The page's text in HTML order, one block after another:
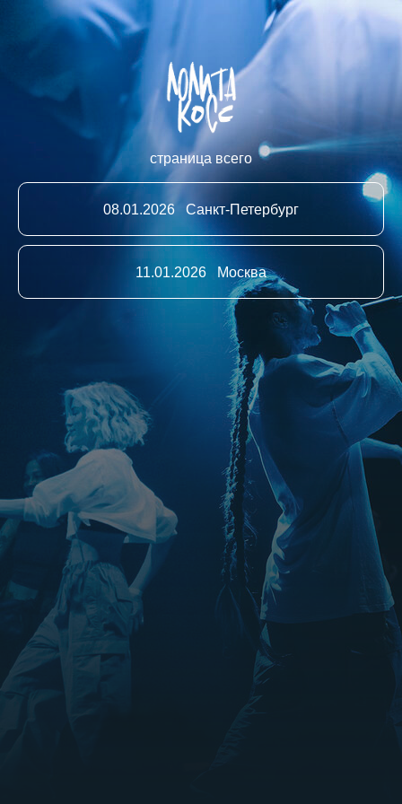
страница всего
08.01.2026 Санкт-Петербург
11.01.2026 Москва